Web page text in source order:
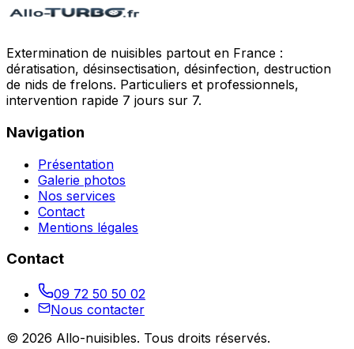
Extermination de nuisibles partout en France :
dératisation, désinsectisation, désinfection, destruction
de nids de frelons. Particuliers et professionnels,
intervention rapide 7 jours sur 7.
Navigation
Présentation
Galerie photos
Nos services
Contact
Mentions légales
Contact
09 72 50 50 02
Nous contacter
© 2026 Allo-nuisibles. Tous droits réservés.